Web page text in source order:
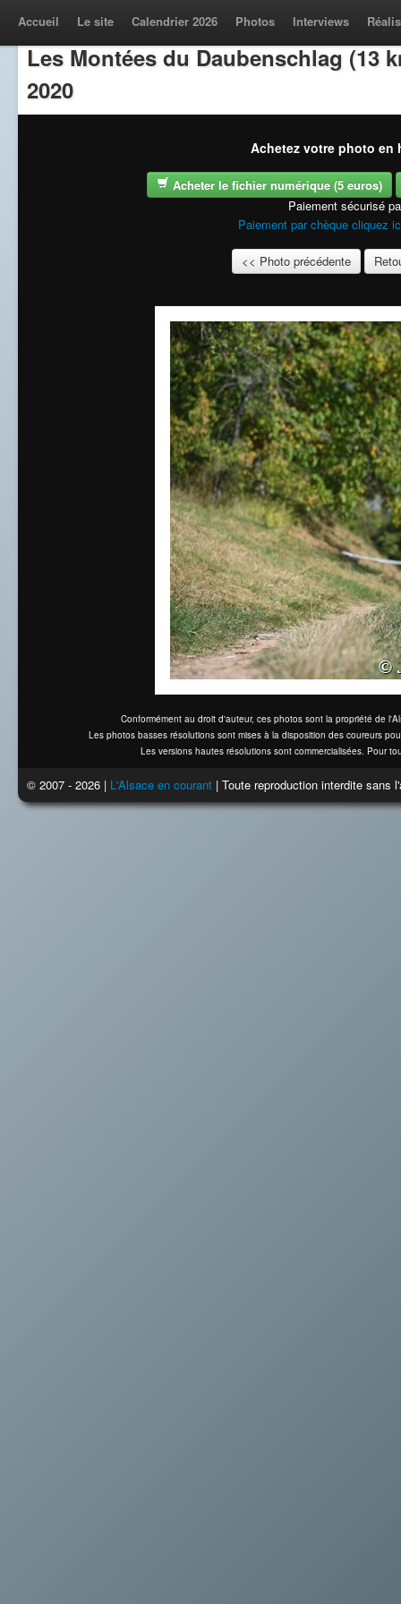
Accueil Le site Calendrier 2026 Photos Interviews
Les Montées du Daubenschlag (13
2020
Achetez votre photo en
Acheter le fichier numérique (5 euros)
Paiement sécurisé
Paiement par chèque cliquez
<< Photo précédente
Conformément au droit d'auteur, ces photos sont la propriété de
Les photos basses résolutions sont mises à la disposition des coureurs
Les versions hautes résolutions sont commercialisées. Pour
© 2007 - 2026 | L'Alsace en courant | Toute reproduction interdite sans